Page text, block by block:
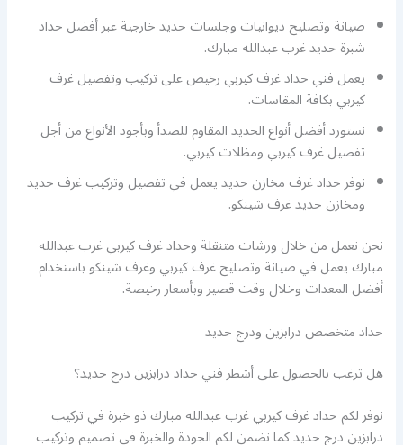
صيانة وتصليح ديوانيات وجلسات حديد خارجية عبر أفضل حداد
شبرة حديد غرب عبدالله مبارك.
يعمل فني حداد غرف كيربي رخيص على تركيب وتفصيل غرف
كيربي بكافة المقاسات.
نستورد أفضل أنواع الحديد المقاوم للصدأ وبأجود الأنواع من أجل
تفصيل غرف كيربي ومظلات كيربي.
نوفر حداد غرف مخازن حديد يعمل في تفصيل وتركيب غرف حديد
ومخازن حديد غرف شينكو.
نحن نعمل من خلال ورشات متنقلة وحداد غرف كيربي غرب عبدالله
مبارك يعمل في صيانة وتصليح غرف كيربي وغرف شينكو باستخدام
أفضل المعدات وخلال وقت قصير وبأسعار رخيصة.
حداد متخصص درابزين ودرج حديد
هل ترغب بالحصول على أشطر فني حداد درابزين درج حديد؟
نوفر لكم حداد غرف كيربي غرب عبدالله مبارك ذو خبرة في تركيب
درابزين درج حديد كما نضمن لكم الجودة والخبرة في تصميم وتركيب